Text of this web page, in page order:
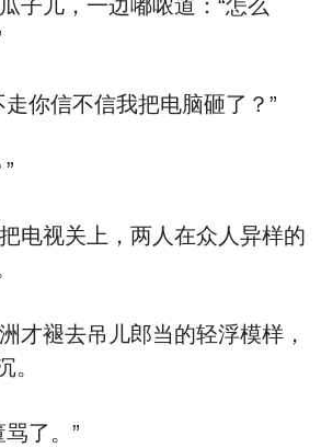
子儿，一边嘟哝道：“怎么
你信不信我把电脑砸了？”
电视关上，两人在众人异样的
才褪去吊儿郎当的轻浮模样，
。
了。”